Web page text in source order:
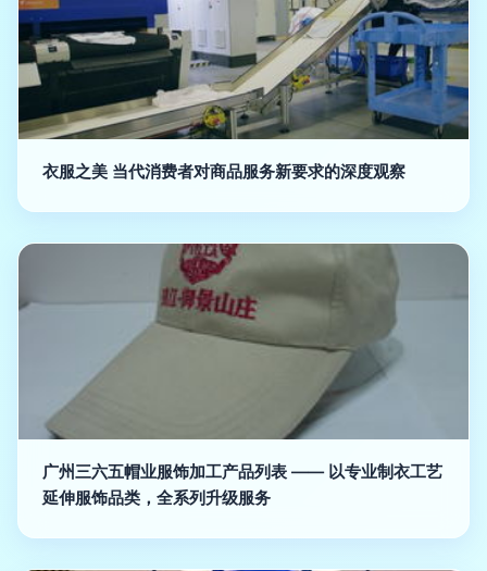
衣服之美 当代消费者对商品服务新要求的深度观察
广州三六五帽业服饰加工产品列表 —— 以专业制衣工艺
延伸服饰品类，全系列升级服务